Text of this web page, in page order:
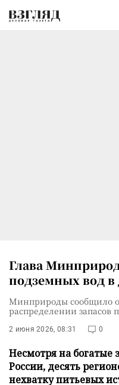
Глава
подземных вод в
Минприроды сообщило
распределении запасов
2 июня 2026, 08:31 0
Несмотря на богатые
России, десять
нехватку питьевых